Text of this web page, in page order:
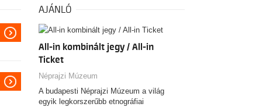
AJÁNLÓ
All-in kombinált jegy / All-in
Ticket
Néprajzi Múzeum
A budapesti Néprajzi Múzeum a világ
egyik legkorszerűbb etnográfiai